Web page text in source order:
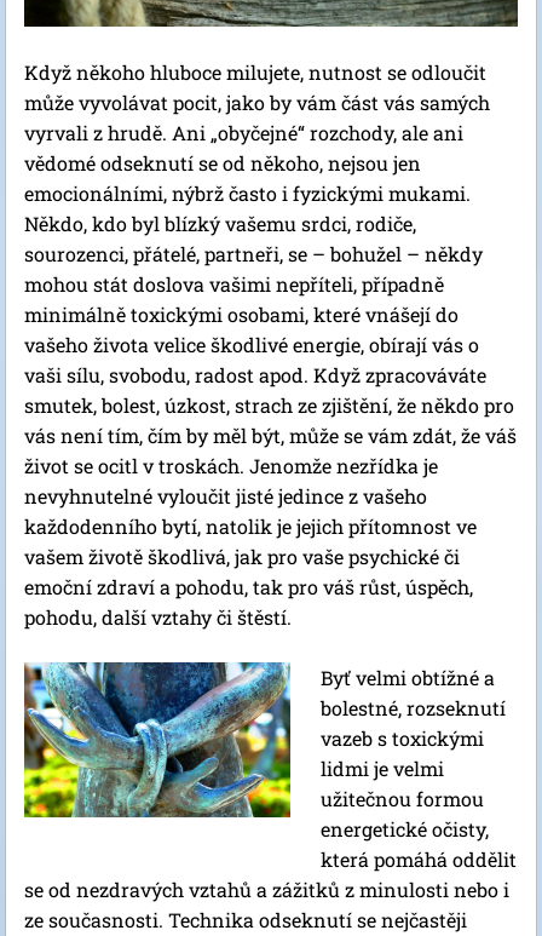
Když někoho hluboce milujete, nutnost se odloučit
může vyvolávat pocit, jako by vám část vás samých
vyrvali z hrudě. Ani „obyčejné“ rozchody, ale ani
vědomé odseknutí se od někoho, nejsou jen
emocionálními, nýbrž často i fyzickými mukami.
Někdo, kdo byl blízký vašemu srdci, rodiče,
sourozenci, přátelé, partneři, se – bohužel – někdy
mohou stát doslova vašimi nepříteli, případně
minimálně toxickými osobami, které vnášejí do
vašeho života velice škodlivé energie, obírají vás o
vaši sílu, svobodu, radost apod. Když zpracováváte
smutek, bolest, úzkost, strach ze zjištění, že někdo pro
vás není tím, čím by měl být, může se vám zdát, že váš
život se ocitl v troskách. Jenomže nezřídka je
nevyhnutelné vyloučit jisté jedince z vašeho
každodenního bytí, natolik je jejich přítomnost ve
vašem životě škodlivá, jak pro vaše psychické či
emoční zdraví a pohodu, tak pro váš růst, úspěch,
pohodu, další vztahy či štěstí.
Byť velmi obtížné a
bolestné, rozseknutí
vazeb s toxickými
lidmi je velmi
užitečnou formou
energetické očisty,
která pomáhá oddělit
se od nezdravých vztahů a zážitků z minulosti nebo i
ze současnosti. Technika odseknutí se nejčastěji